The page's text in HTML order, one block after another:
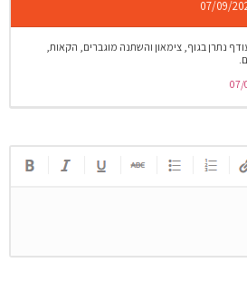
נתרן בגוף, צימאון והשתנה מוגברים, הקאות,
07/